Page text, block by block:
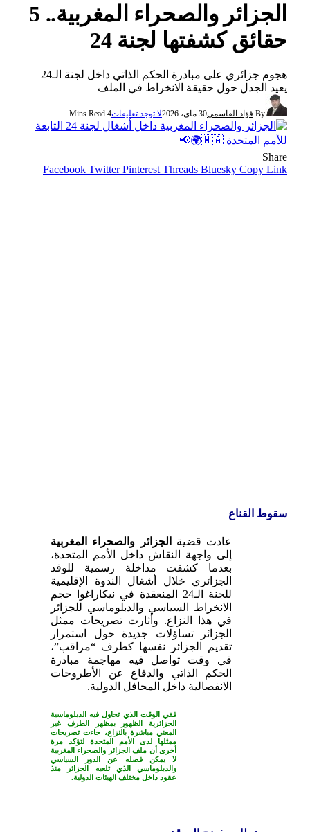
الجزائر والصحراء المغربية.. 5
حقائق كشفتها لجنة 24
هجوم جزائري على مبادرة الحكم الذاتي داخل لجنة الـ24
يعيد الجدل حول حقيقة الانخراط في الملف
By فؤاد القاسمي30 ماي، 2026 لا توجد تعليقات4 Mins Read
Share
Facebook Twitter Pinterest Threads Bluesky Copy Link
سقوط القناع
عادت قضية
الجزائر والصحراء المغربية
إلى واجهة النقاش داخل الأمم المتحدة،
بعدما كشفت مداخلة رسمية للوفد
الجزائري خلال أشغال الندوة الإقليمية
للجنة الـ24 المنعقدة في نيكاراغوا حجم
الانخراط السياسي والدبلوماسي للجزائر
في هذا النزاع. وأثارت تصريحات ممثل
الجزائر تساؤلات جديدة حول استمرار
تقديم الجزائر نفسها كطرف “مراقب”،
في وقت تواصل فيه مهاجمة مبادرة
الحكم الذاتي والدفاع عن الأطروحات
الانفصالية داخل المحافل الدولية.
ففي الوقت الذي تحاول فيه الدبلوماسية
الجزائرية الظهور بمظهر الطرف غير
المعني مباشرة بالنزاع، جاءت تصريحات
ممثلها لدى الأمم المتحدة لتؤكد مرة
أخرى أن ملفالجزائر والصحراء المغربية
لا يمكن فصله عن الدور السياسي
والدبلوماسي الذي تلعبه الجزائر منذ
عقود داخل مختلف الهيئات الدولية.